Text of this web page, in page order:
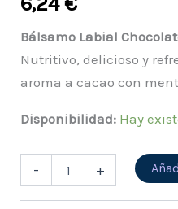
Bálsamo Labial
Nutritivo, delicioso y
aroma a cacao con
Disponibilidad: Hay
- +